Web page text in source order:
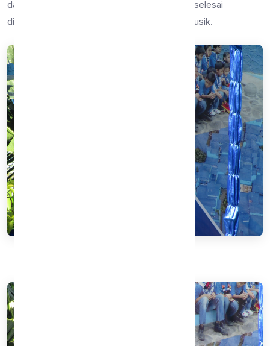
dan dirapikan. Setelah kegiatan bersih-bersih selesai
dilakukan, acarapun ditutup dengan hiburan musik.